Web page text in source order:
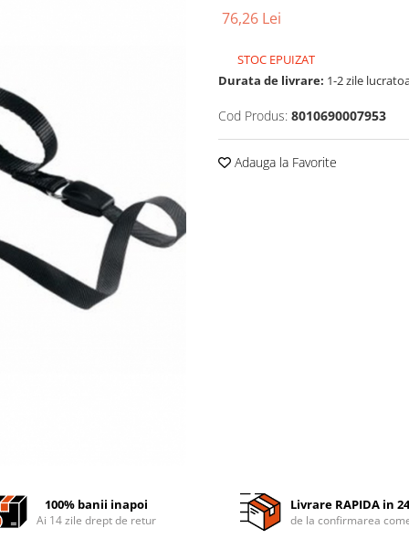
76,26 Lei
STOC EPUIZAT
Durata de livrare: 1-2 zile
Cod Produs: 8010690007953
Adauga la Favorite
100% banii inapoi
Ai 14 zile drept de retur
Livrare RAPIDA in
de la confirmarea